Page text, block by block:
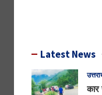
Latest News
कार